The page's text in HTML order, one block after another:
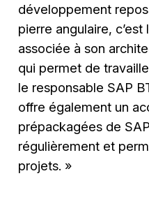
développement
pierre angulaire, c’est
associée à son
qui permet de
le responsable SAP
offre également un
prépackagées de
régulièrement et
projets. »